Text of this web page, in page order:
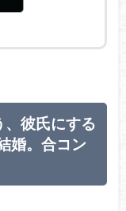
、彼氏にする
婚。合コン